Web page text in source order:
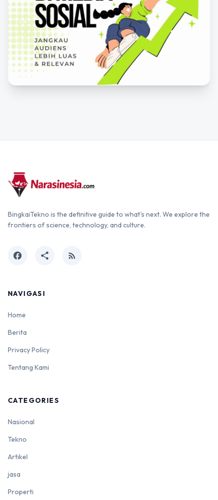
BingkaiTekno is the definitive guide to what's next. We explore the
frontiers of science, technology, and culture.
facebook share rss_feed
NAVIGASI
Home
Berita
Privacy Policy
Tentang Kami
CATEGORIES
Nasional
Tekno
Artikel
jasa
Properti